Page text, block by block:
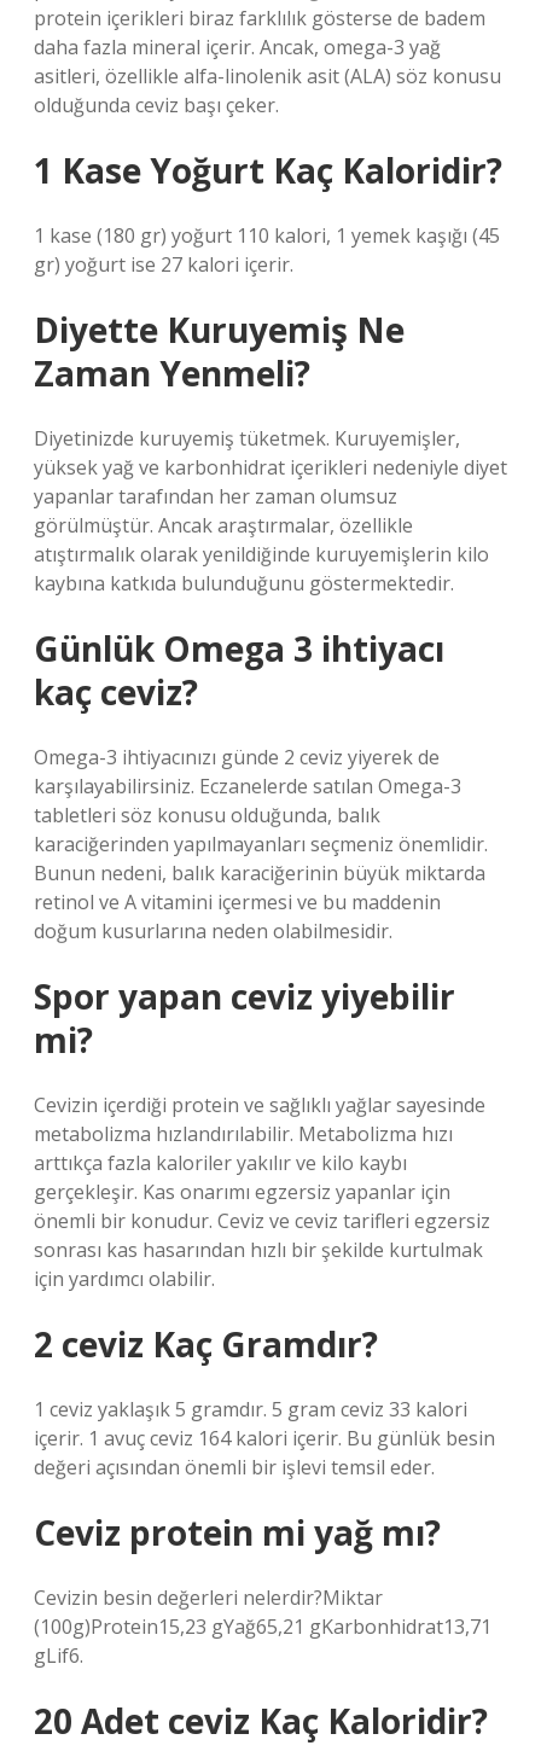
protein içerikleri biraz farklılık gösterse de badem
daha fazla mineral içerir. Ancak, omega-3 yağ
asitleri, özellikle alfa-linolenik asit (ALA) söz konusu
olduğunda ceviz başı çeker.
1 Kase Yoğurt Kaç Kaloridir?
1 kase (180 gr) yoğurt 110 kalori, 1 yemek kaşığı (45
gr) yoğurt ise 27 kalori içerir.
Diyette Kuruyemiş Ne
Zaman Yenmeli?
Diyetinizde kuruyemiş tüketmek. Kuruyemişler,
yüksek yağ ve karbonhidrat içerikleri nedeniyle diyet
yapanlar tarafından her zaman olumsuz
görülmüştür. Ancak araştırmalar, özellikle
atıştırmalık olarak yenildiğinde kuruyemişlerin kilo
kaybına katkıda bulunduğunu göstermektedir.
Günlük Omega 3 ihtiyacı
kaç ceviz?
Omega-3 ihtiyacınızı günde 2 ceviz yiyerek de
karşılayabilirsiniz. Eczanelerde satılan Omega-3
tabletleri söz konusu olduğunda, balık
karaciğerinden yapılmayanları seçmeniz önemlidir.
Bunun nedeni, balık karaciğerinin büyük miktarda
retinol ve A vitamini içermesi ve bu maddenin
doğum kusurlarına neden olabilmesidir.
Spor yapan ceviz yiyebilir
mi?
Cevizin içerdiği protein ve sağlıklı yağlar sayesinde
metabolizma hızlandırılabilir. Metabolizma hızı
arttıkça fazla kaloriler yakılır ve kilo kaybı
gerçekleşir. Kas onarımı egzersiz yapanlar için
önemli bir konudur. Ceviz ve ceviz tarifleri egzersiz
sonrası kas hasarından hızlı bir şekilde kurtulmak
için yardımcı olabilir.
2 ceviz Kaç Gramdır?
1 ceviz yaklaşık 5 gramdır. 5 gram ceviz 33 kalori
içerir. 1 avuç ceviz 164 kalori içerir. Bu günlük besin
değeri açısından önemli bir işlevi temsil eder.
Ceviz protein mi yağ mı?
Cevizin besin değerleri nelerdir?Miktar
(100g)Protein15,23 gYağ65,21 gKarbonhidrat13,71
gLif6.
20 Adet ceviz Kaç Kaloridir?